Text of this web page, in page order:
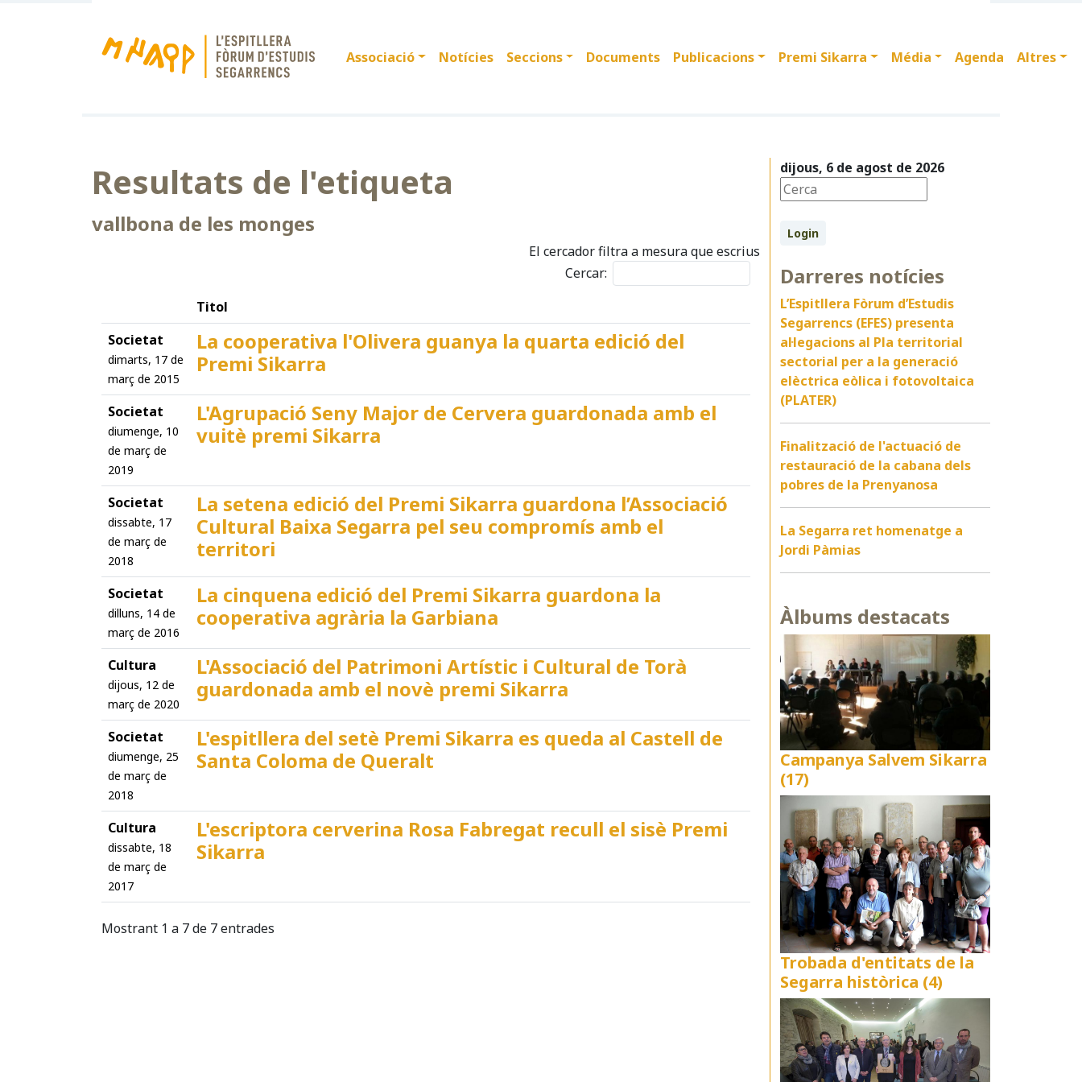
Associació Notícies Seccions Documents Publicacions Premi Sikarra Média Agenda Altres
Resultats de l'etiqueta
vallbona de les monges
El cercador filtra a mesura que escrius
Cercar:
Titol
Societat
dimarts, 17 de
març de 2015
La cooperativa l'Olivera guanya la quarta edició del
Premi Sikarra
Societat
diumenge, 10
de març de
2019
L'Agrupació Seny Major de Cervera guardonada amb el
vuitè premi Sikarra
Societat
dissabte, 17
de març de
2018
La setena edició del Premi Sikarra guardona l’Associació
Cultural Baixa Segarra pel seu compromís amb el
territori
Societat
dilluns, 14 de
març de 2016
La cinquena edició del Premi Sikarra guardona la
cooperativa agrària la Garbiana
Cultura
dijous, 12 de
març de 2020
L'Associació del Patrimoni Artístic i Cultural de Torà
guardonada amb el novè premi Sikarra
Societat
diumenge, 25
de març de
2018
L'espitllera del setè Premi Sikarra es queda al Castell de
Santa Coloma de Queralt
Cultura
dissabte, 18
de març de
2017
L'escriptora cerverina Rosa Fabregat recull el sisè Premi
Sikarra
Mostrant 1 a 7 de 7 entrades
dijous, 6 de agost de 2026
Login
Darreres notícies
L’Espitllera Fòrum d’Estudis
Segarrencs (EFES) presenta
al·legacions al Pla territorial
sectorial per a la generació
elèctrica eòlica i fotovoltaica
(PLATER)
Finalització de l'actuació de
restauració de la cabana dels
pobres de la Prenyanosa
La Segarra ret homenatge a
Jordi Pàmias
Àlbums destacats
Campanya Salvem Sikarra
(17)
Trobada d'entitats de la
Segarra històrica (4)